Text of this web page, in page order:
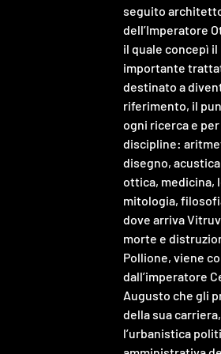
seguito
dell’Imperatore
il quale concepì
importante
destinato a
riferimento, il
ogni ricerca e
discipline:
disegno,
ottica, medicina,
mitologia,
dove arriva
morte e
Pollione, viene
dall’imperatore
Augusto che gli
della sua
l’urbanistica